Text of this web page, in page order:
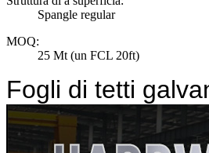
Spangle regular
MOQ:
25 Mt (un FCL 20ft)
Fogli di tetti